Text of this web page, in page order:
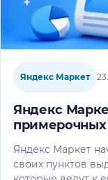
Яндекс Маркет
Яндекс
Яндекс Маркет
своих пунктов